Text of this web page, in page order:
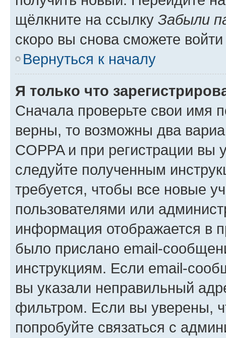
щёлкните на ссылку Забыли
скоро вы снова сможете
Вернуться к началу
Я только что
Сначала проверьте свои имя
верны, то возможны два
COPPA и при регистрации вы
следуйте полученным
требуется, чтобы все новые
пользователями или
информация отображается в
было прислано email-
инструкциям. Если email-
вы указали неправильный
фильтром. Если вы уверены,
попробуйте связаться с